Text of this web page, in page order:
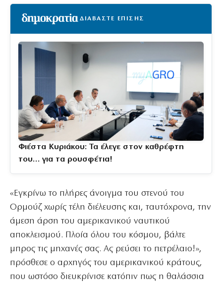
ΔΙΑΒΑΣΤΕ ΕΠΙΣΗΣ
Φιέστα Κυριάκου: Τα έλεγε στον καθρέφτη
του… για τα ρουσφέτια!
«Εγκρίνω το πλήρες άνοιγμα του στενού του
Ορμούζ χωρίς τέλη διέλευσης και, ταυτόχρονα, την
άμεση άρση του αμερικανικού ναυτικού
αποκλεισμού. Πλοία όλου του κόσμου, βάλτε
μπρος τις μηχανές σας. Ας ρεύσει το πετρέλαιο!»,
πρόσθεσε ο αρχηγός του αμερικανικού κράτους,
που ωστόσο διευκρίνισε κατόπιν πως η θαλάσσια